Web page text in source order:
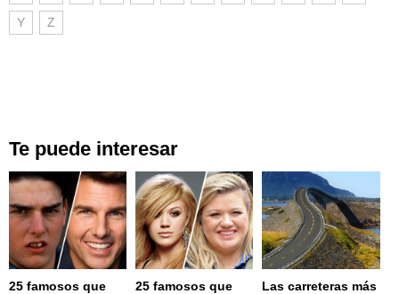
Y Z
Te puede interesar
25 famosos que
25 famosos que
Las carreteras más